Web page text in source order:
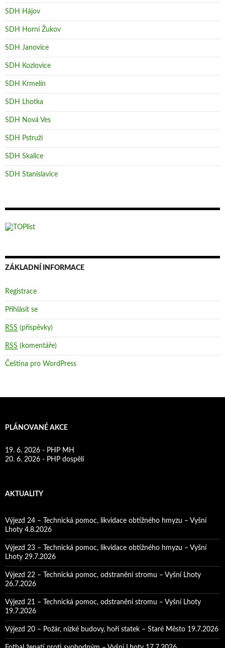
SDH Hájov
SDH Horní Žukov
SDH Janovice
SDH Kozlovice
SDH Krmelín
SDH Lhotka
SDH Nová Ves
SDH Pstruží
SDH Skalice
SDH Stanislavice
ZÁKLADNÍ INFORMACE
Registrace
Přihlásit se
RSS (příspěvky)
RSS (komentáře)
Čeština pro WordPress
PLÁNOVANÉ AKCE
19. 6. 2026 - PHP MH
20. 6. 2026 - PHP dospělí
AKTUALITY
Výjezd 24 – Technická pomoc, likvidace obtížného hmyzu – Vyšní
Lhoty 4.8.2026
Výjezd 23 – Technická pomoc, likvidace obtížného hmyzu – Vyšní
Lhoty 29.7.2026
Výjezd 22 – Technická pomoc, odstranění stromu – Vyšní Lhoty
26.7.2026
Výjezd 21 – Technická pomoc, odstranění stromu – Vyšní Lhoty
19.7.2026
Výjezd 20 – Požár, nízké budovy, hoří statek – Staré Město 19.7.2026